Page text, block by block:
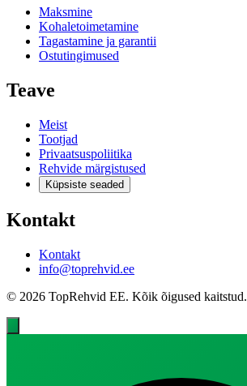
Maksmine
Kohaletoimetamine
Tagastamine ja garantii
Ostutingimused
Teave
Meist
Tootjad
Privaatsuspoliitika
Rehvide märgistused
Küpsiste seaded
Kontakt
Kontakt
info@toprehvid.ee
© 2026 TopRehvid EE. Kõik õigused kaitstud.